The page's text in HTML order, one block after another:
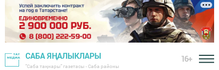
САБА ЯҢАЛЫКЛАРЫ
"Саба таңнары" газетасы - Саба районы
16+